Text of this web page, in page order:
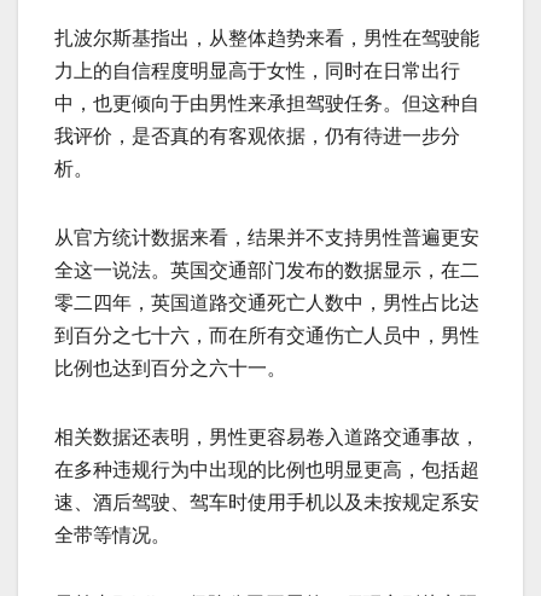
扎波尔斯基指出，从整体趋势来看，男性在驾驶能
力上的自信程度明显高于女性，同时在日常出行
中，也更倾向于由男性来承担驾驶任务。但这种自
我评价，是否真的有客观依据，仍有待进一步分
析。
从官方统计数据来看，结果并不支持男性普遍更安
全这一说法。英国交通部门发布的数据显示，在二
零二四年，英国道路交通死亡人数中，男性占比达
到百分之七十六，而在所有交通伤亡人员中，男性
比例也达到百分之六十一。
相关数据还表明，男性更容易卷入道路交通事故，
在多种违规行为中出现的比例也明显更高，包括超
速、酒后驾驶、驾车时使用手机以及未按规定系安
全带等情况。